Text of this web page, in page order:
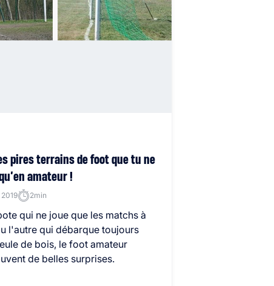
pires terrains de foot que tu ne
amateur !
2min
qui ne joue que les matchs à
l'autre qui débarque toujours
de bois, le foot amateur
de belles surprises.